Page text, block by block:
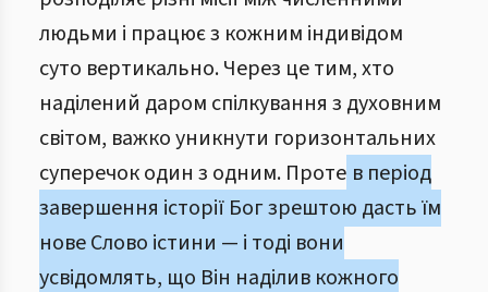
людьми і працює з кожним індивідом
суто вертикально. Через це тим, хто
наділений даром спілкування з духовним
світом, важко уникнути горизонтальних
суперечок один з одним. Проте в період
завершення історії Бог зрештою дасть їм
нове Слово істини — і тоді вони
усвідомлять, що Він наділив кожного